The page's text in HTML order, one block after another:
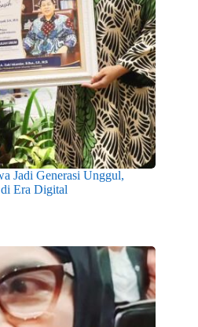
Jadi Generasi Unggul,
Era Digital